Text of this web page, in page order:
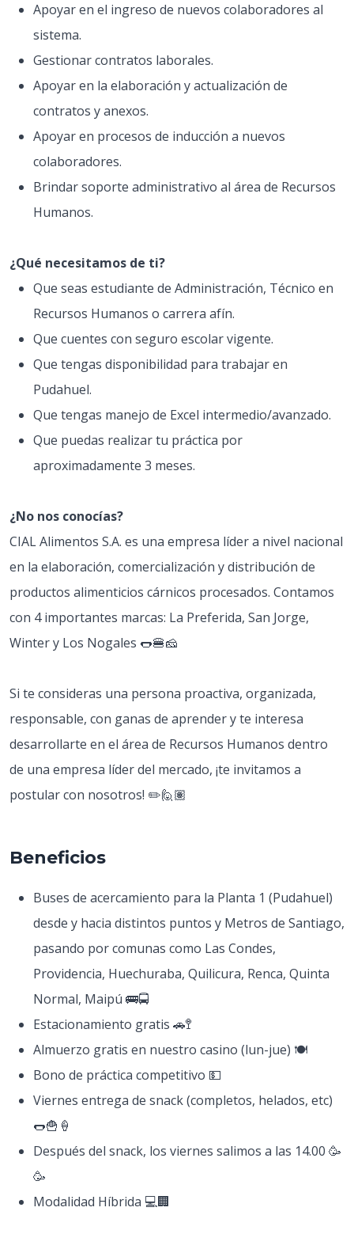
Apoyar en el ingreso de nuevos colaboradores al
sistema.
Gestionar contratos laborales.
Apoyar en la elaboración y actualización de
contratos y anexos.
Apoyar en procesos de inducción a nuevos
colaboradores.
Brindar soporte administrativo al área de Recursos
Humanos.
¿Qué necesitamos de ti?
Que seas estudiante de Administración, Técnico en
Recursos Humanos o carrera afín.
Que cuentes con seguro escolar vigente.
Que tengas disponibilidad para trabajar en
Pudahuel.
Que tengas manejo de Excel intermedio/avanzado.
Que puedas realizar tu práctica por
aproximadamente 3 meses.
¿No nos conocías?
CIAL Alimentos S.A. es una empresa líder a nivel nacional
en la elaboración, comercialización y distribución de
productos alimenticios cárnicos procesados. Contamos
con 4 importantes marcas: La Preferida, San Jorge,
Winter y Los Nogales 🌭🍔🧀
Si te consideras una persona proactiva, organizada,
responsable, con ganas de aprender y te interesa
desarrollarte en el área de Recursos Humanos dentro
de una empresa líder del mercado, ¡te invitamos a
postular con nosotros! ✏️🙋🏽
Beneficios
Buses de acercamiento para la Planta 1 (Pudahuel)
desde y hacia distintos puntos y Metros de Santiago,
pasando por comunas como Las Condes,
Providencia, Huechuraba, Quilicura, Renca, Quinta
Normal, Maipú 🚌🚍
Estacionamiento gratis 🚗🚏
Almuerzo gratis en nuestro casino (lun-jue) 🍽
Bono de práctica competitivo 💵
Viernes entrega de snack (completos, helados, etc)
🌭🍟🍦
Después del snack, los viernes salimos a las 14.00 🥳
🥳
Modalidad Híbrida 💻🏢